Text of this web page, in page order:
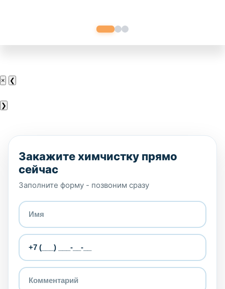
× ❮
❯
Закажите химчистку прямо
сейчас
Заполните форму - позвоним сразу